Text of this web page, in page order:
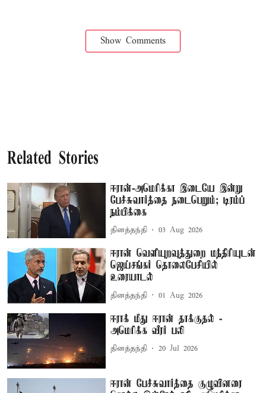
Show Comments
Related Stories
ஈரான்-அமெரிக்கா இடையே இன்று
பேச்சுவார்த்தை நடைபெறும்; டிரம்ப்
நம்பிக்கை
தினத்தந்தி 03 Aug 2026
ஈரான் வெளியுறவுத்துறை மந்திரியுடன்
ஜெய்சங்கர் தொலைபேசியில்
உரையாடல்
தினத்தந்தி 01 Aug 2026
ஈராக் மீது ஈரான் தாக்குதல் -
அமெரிக்க வீரர் பலி
தினத்தந்தி 20 Jul 2026
ஈரான் பேச்சுவார்த்தை குழுவினரை